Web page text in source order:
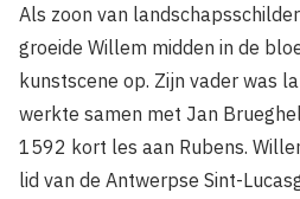
Als zoon van
groeide Willem midden in de
kunstscene op. Zijn vader was
werkte samen met Jan
1592 kort les aan Rubens.
lid van de Antwerpse Sint-